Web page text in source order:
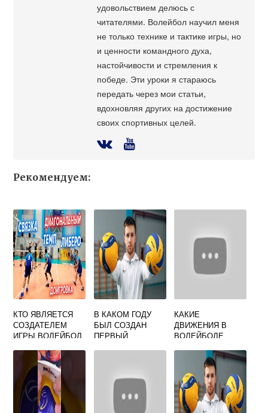
удовольствием делюсь с
читателями. Волейбол научил меня
не только технике и тактике игры, но
и ценности командного духа,
настойчивости и стремления к
победе. Эти уроки я стараюсь
передать через мои статьи,
вдохновляя других на достижение
своих спортивных целей.
Рекомендуем:
КТО ЯВЛЯЕТСЯ
СОЗДАТЕЛЕМ
ИГРЫ ВОЛЕЙБОЛ
В КАКОМ ГОДУ
БЫЛ СОЗДАН
ПЕРВЫЙ
КАКИЕ
ДВИЖЕНИЯ В
ВОЛЕЙБОЛЕ